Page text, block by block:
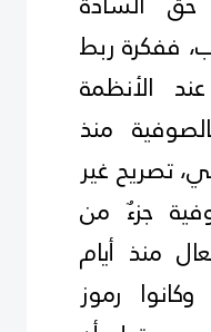
ففكرة ربط
الأنظمة
منذ
تصريح غير
جزءٌ من
منذ أيام
وكانوا رموز